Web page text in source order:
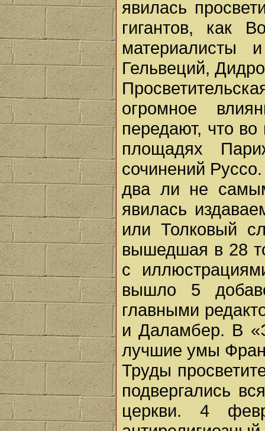
явилась
гигантов, как
материалисты
Гельвеций,
огромное
передают, что
площадях
сочинений Руссо.
два ли не
явилась
или Толковый
вышедшая в 28
с
вышло 5
главными
и Даламбер. В
лучшие умы
Труды
подвергались
церкви. 4